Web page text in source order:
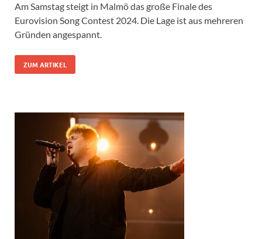
Am Samstag steigt in Malmö das große Finale des
Eurovision Song Contest 2024. Die Lage ist aus mehreren
Gründen angespannt.
ZUM ARTIKEL